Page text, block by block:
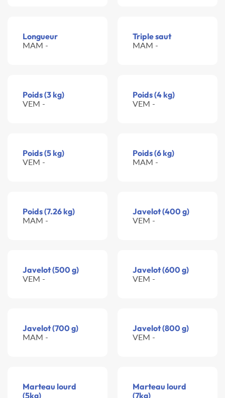
Longueur
MAM -
Triple saut
MAM -
Poids (3 kg)
VEM -
Poids (4 kg)
VEM -
Poids (5 kg)
VEM -
Poids (6 kg)
MAM -
Poids (7.26 kg)
MAM -
Javelot (400 g)
VEM -
Javelot (500 g)
VEM -
Javelot (600 g)
VEM -
Javelot (700 g)
MAM -
Javelot (800 g)
VEM -
Marteau lourd
(5kg)
Marteau lourd
(7kg)